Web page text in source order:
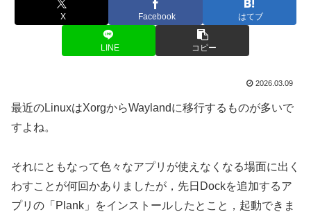
X Facebook はてブ
LINE コピー
2026.03.09
最近のLinuxはXorgからWaylandに移行するものが多いで
すよね。
それにともなって色々なアプリが使えなくなる場面に出く
わすことが何回かありましたが，先日Dockを追加するア
プリの「Plank」をインストールしたとこと，起動できま